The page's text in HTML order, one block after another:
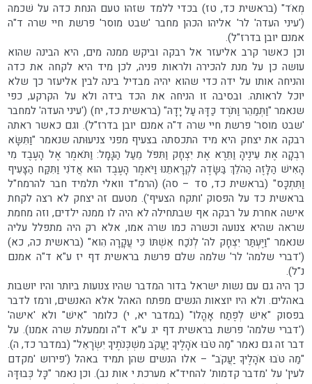
מְאֹד" (בראשית כד, טז) בכדי ללמד שזהו טעם הנחת כדה על שׁכמה
('עיני העדה' לר' אליהו הכהן מחבר 'שבט מוסר' פרשת חיי שרה ד"ה
אמנם יובן בדרז"ל).
וכן כאשר קרב אליעזר אל רבקה וביקש ממנה מים, היא הבינה שהוא
עושה כן על מנת להכירה ולראות פניה, לכן מיד היא לקחה את כדה
והניחה אותו על ידה כדי שהוא יהיה מבדיל בינה לבין אליעזר כך שלא
יוכל לראותה. ובסיבה זו הניחה את הכד בידה ולא על הקרקע, כפי
שנאמר "וַתְּמַהֵר וַתֹּרֶד כַּדָּהּ עַל יָדָהּ" (בראשית כד, יח) ('עיני העדה' למחבר
'שבט מוסר' פרשת חיי שרה ד"ה אמנם יובן בדרז"ל). וגם כאשר ראתה
רבקה את יצחק היא מיד התכסתה בצעיף מפני צניעוּתה שנאמר "וַתִּשָּׂא
רִבְקָה אֶת עֵינֶיהָ וַתֵּרֶא אֶת יִצְחָק וַתִּפֹּל מֵעַל הַגָּמָל: וַתֹּאמֶר אֶל הָעֶבֶד מִי
הָאִישׁ הַלָּזֶה הַהֹלֵךְ בַּשָּׂדֶה לִקְרָאתֵנוּ וַיֹּאמֶר הָעֶבֶד הוּא אֲדֹנִי וַתִּקַּח הַצָּעִיף
וַתִּתְכָּס" (בראשית כד, סד – סה) (הרמ"ד וואלי תלמיד חבר להרמח"ל
בראשית כד על הפסוק 'ותקח הצעיף'). מטעם זה יצחק לא רצה לקחת
אישה אחרת על רבקה אף שבתחילה לא היה לו ממנה ילדים, וזה מחמת
שראה שהיא צנועה וכשרה כמו שרה אמו, אלא רק היה מתפלל עליה
שנאמר "וַיֶּעְתַּר יִצְחָק לה' לְנֹכַח אִשְׁתּוֹ כִּי עֲקָרָה הִוא" (בראשית כה, כא)
('דברי שלמה' לר' שלמה שלם פרשת בראשית דף יז ע"א ד"ה אמנם
נ"ל).
כך היה גם עם נשות ישראל בדור המדבר שהיו צנועות ביותר והיו יושבות
באהלים. ולא היו יוצאות הנשים מפתח האהל אלא האנשים, ורמז לדבר
בפסוק "אִישׁ לְפֶתַח אָהֳלוֹ" (במדבר יא, י) כלומר "אִישׁ" ולא 'אישה'
('דברי שלמה' פרשת בראשית דף יג ע"א ד"ה וממעלת שרה אמנו). על
דבר זה גם נאמר "מַה טֹּבוּ אֹהָלֶיךָ יַעֲקֹב מִשְׁכְּנֹתֶיךָ יִשְׂרָאֵל" (במדבר כד, ה).
"מַה טֹּבוּ אֹהָלֶיךָ יַעֲקֹב" – אלו הנשים שהן תמיד באהל ('פירוש 'מקדם
לעין' על 'מדבר קדמות' להחיד"א מערכת י אות נב). וכן נאמר "כָּל כְּבוּדָּה